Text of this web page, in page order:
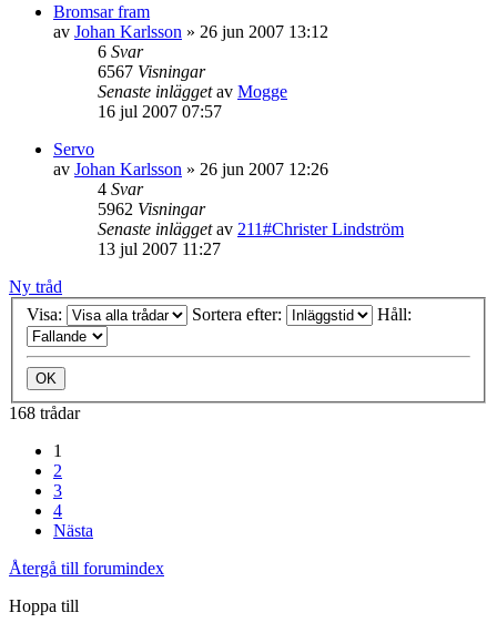
Bromsar fram
av Johan Karlsson » 26 jun 2007 13:12
6 Svar
6567 Visningar
Senaste inläggetav Mogge
16 jul 2007 07:57
Servo
av Johan Karlsson » 26 jun 2007 12:26
4 Svar
5962 Visningar
Senaste inläggetav 211#Christer Lindström
13 jul 2007 11:27
Ny tråd
Visa:
Sortera efter: Håll:
168 trådar
1
2
3
4
Nästa
Återgå till forumindex
Hoppa till